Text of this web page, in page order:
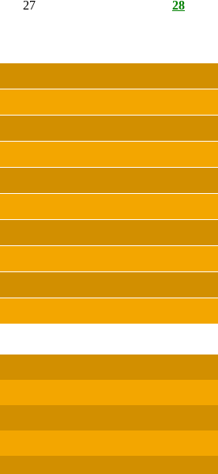
27 28